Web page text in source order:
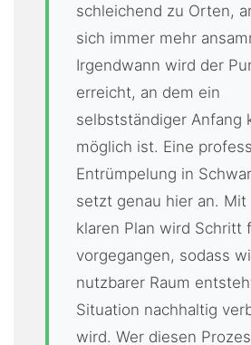
schleichend zu Orten,
sich immer mehr
Irgendwann wird der
erreicht, an dem ein
selbstständiger Anfang
möglich ist. Eine
Entrümpelung in
setzt genau hier an. Mit
klaren Plan wird Schritt
vorgegangen, sodass
nutzbarer Raum
Situation nachhaltig
wird. Wer diesen